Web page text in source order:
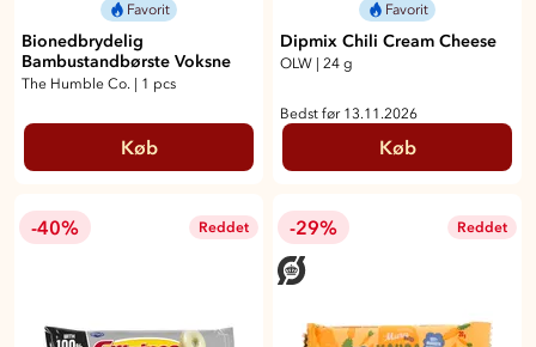
Favorit
Bionedbrydelig
Bambustandbørste Voksne
The Humble Co. 1 pcs
Køb
Favorit
Dipmix Chili Cream Cheese
OLW 24 g
Bedst før 13.11.2026
Køb
-40% Reddet -29% Reddet